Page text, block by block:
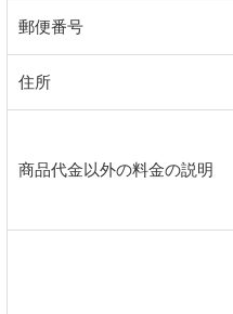
郵便番号
住所
商品代金以外の料金の説明